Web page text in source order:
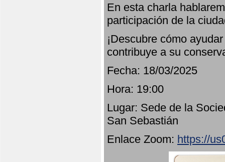
En esta charla
participación de la
¡Descubre cómo
contribuye a su
Fecha: 18/03/2025
Hora: 19:00
Lugar: Sede de la
San Sebastián
Enlace Zoom: https://